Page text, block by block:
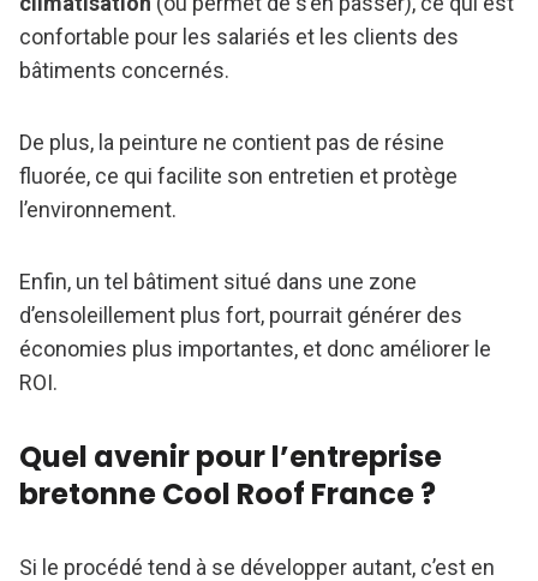
confortable pour les salariés et les clients des
bâtiments concernés.
De plus, la peinture ne contient pas de résine
fluorée, ce qui facilite son entretien et protège
l’environnement.
Enfin, un tel bâtiment situé dans une zone
d’ensoleillement plus fort, pourrait générer des
économies plus importantes, et donc améliorer le
ROI.
Quel avenir pour l’entreprise
bretonne Cool Roof France ?
Si le procédé tend à se développer autant, c’est en